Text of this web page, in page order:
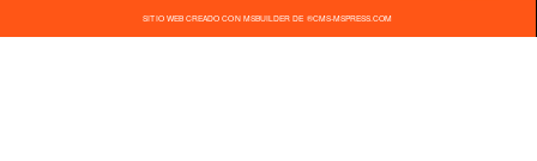
SITIO WEB CREADO CON MSBUILDER DE ®CMS-MSPRESS.COM